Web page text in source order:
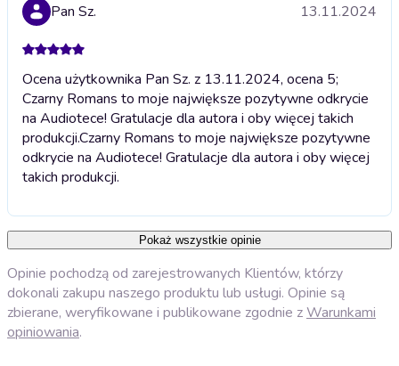
Pan Sz. 13.11.2024
Ocena użytkownika Pan Sz. z 13.11.2024, ocena 5;
Czarny Romans to moje największe pozytywne odkrycie
na Audiotece! Gratulacje dla autora i oby więcej takich
produkcji.Czarny Romans to moje największe pozytywne
odkrycie na Audiotece! Gratulacje dla autora i oby więcej
takich produkcji.
Pokaż wszystkie opinie
Opinie pochodzą od zarejestrowanych Klientów, którzy
dokonali zakupu naszego produktu lub usługi. Opinie są
zbierane, weryfikowane i publikowane zgodnie zWarunkami
opiniowania.